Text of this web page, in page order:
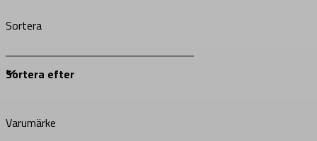
Sortera
Varumärke